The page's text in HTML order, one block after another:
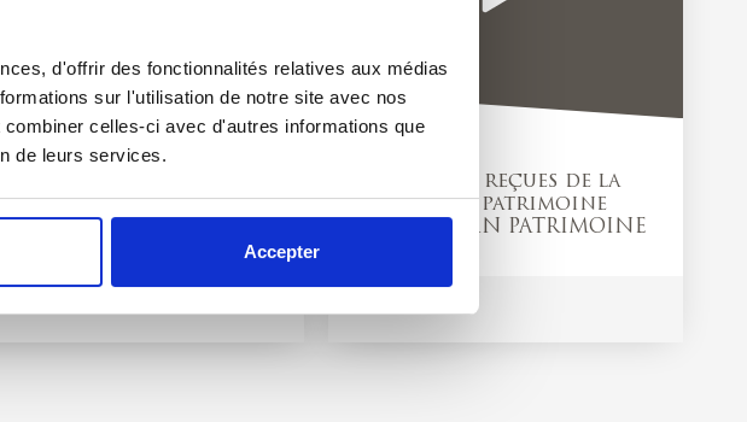
d'offrir des fonctionnalités relatives aux médias
sur l'utilisation de notre site avec nos
celles-ci avec d'autres informations que
de leurs services.
Accepter
avantages de
vie
WEBTV
Les 10 idées reçues de la
gestion de patrimoine
avec VAUBAN PATRIMOINE